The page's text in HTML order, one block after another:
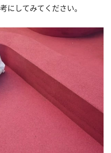
にしてみてください。